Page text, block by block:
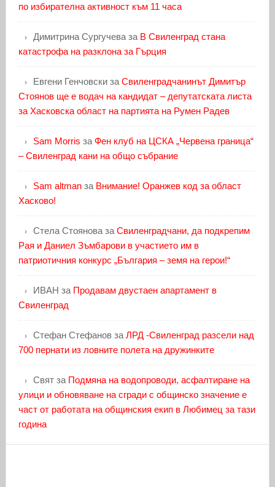
по избирателна активност към 11 часа
Димитрина Сургучеваза В Свиленград стана
катастрофа на разклона за Гърция
Евгени Генчовскиза Свиленградчанинът Димитър
Стоянов ще е водач на кандидат – депутатската листа
за Хасковска област на партията на Румен Радев
Sam Morris за Фен клуб на ЦСКА „Червена граница“
– Свиленград кани на общо събрание
Sam altmanза Внимание! Оранжев код за област
Хасково!
Стела Стояноваза Свиленградчани, да подкрепим
Рая и Даниел Зъмбарови в участието им в
патриотичния конкурс „България – земя на герои!“
ИВАН за Продавам двустаен апартамент в
Свиленград
Стефан Стефановза ЛРД -Свиленград разсели над
700 пернати из ловните полета на дружинките
Святза Подмяна на водопроводи, асфалтиране на
улици и обновяване на сгради с общинско значение е
част от работата на общинския екип в Любимец за тази
година